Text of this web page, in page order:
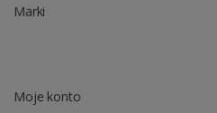
Marki
Moje konto